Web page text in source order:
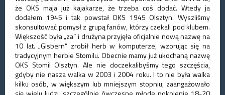
że OKS maja już kajakarze, że trzeba coś dodać. Wtedy ja
dodałem 1945 i tak powstał OKS 1945 Olsztyn. Wyszliśmy
skonsultować pomysł z grupą fanów, którzy czekali pod klubem.
Większość była „za” i drużyna przyjęła oficjalnie nową nazwę na
10 lat. „Gisbern” zrobił herb w komputerze, wzorując się na
tradycyjnym herbie Stomilu. Obecnie mamy już ukochaną nazwę
OKS Stomil Olsztyn. Ale nie doczekalibyśmy tego szczęścia,
gdyby nie nasza walka w 2003 i 2004 roku. I to nie była walka
kilku osób, w większym lub mniejszym stopniu, zaangażowało